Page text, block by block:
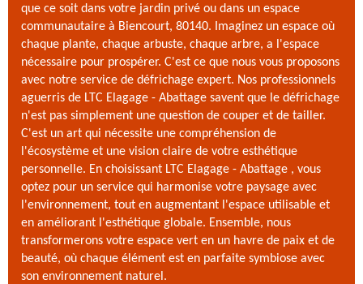
que ce soit dans votre jardin privé ou dans un espace
communautaire à Biencourt, 80140. Imaginez un espace où
chaque plante, chaque arbuste, chaque arbre, a l'espace
nécessaire pour prospérer. C'est ce que nous vous proposons
avec notre service de défrichage expert. Nos professionnels
aguerris de LTC Elagage - Abattage savent que le défrichage
n'est pas simplement une question de couper et de tailler.
C'est un art qui nécessite une compréhension de
l'écosystème et une vision claire de votre esthétique
personnelle. En choisissant LTC Elagage - Abattage , vous
optez pour un service qui harmonise votre paysage avec
l'environnement, tout en augmentant l'espace utilisable et
en améliorant l'esthétique globale. Ensemble, nous
transformerons votre espace vert en un havre de paix et de
beauté, où chaque élément est en parfaite symbiose avec
son environnement naturel.